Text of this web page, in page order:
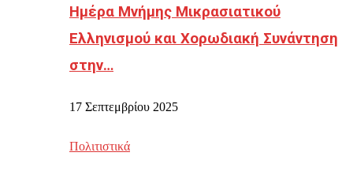
Ημέρα Μνήμης Μικρασιατικού
Ελληνισμού και Χορωδιακή Συνάντηση
στην…
17 Σεπτεμβρίου 2025
Πολιτιστικά